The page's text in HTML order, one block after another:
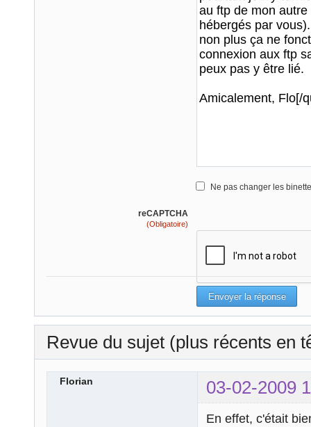
Ne pas changer les
reCAPTCHA
(Obligatoire)
Revue du sujet (plus récents en
Florian 03-02-2009
En effet, c'était